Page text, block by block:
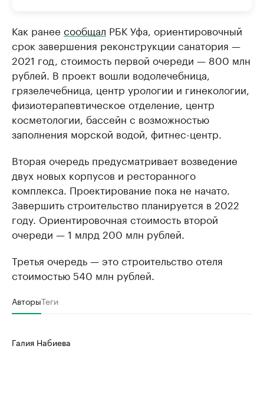
Как ранее сообщал РБК Уфа, ориентировочный
срок завершения реконструкции санатория —
2021 год, стоимость первой очереди — 800 млн
рублей. В проект вошли водолечебница,
грязелечебница, центр урологии и гинекологии,
физиотерапевтическое отделение, центр
косметологии, бассейн с возможностью
заполнения морской водой, фитнес-центр.
Вторая очередь предусматривает возведение
двух новых корпусов и ресторанного
комплекса. Проектирование пока не начато.
Завершить строительство планируется в 2022
году. Ориентировочная стоимость второй
очереди — 1 млрд 200 млн рублей.
Третья очередь — это строительство отеля
стоимостью 540 млн рублей.
АвторыТеги
Галия Набиева